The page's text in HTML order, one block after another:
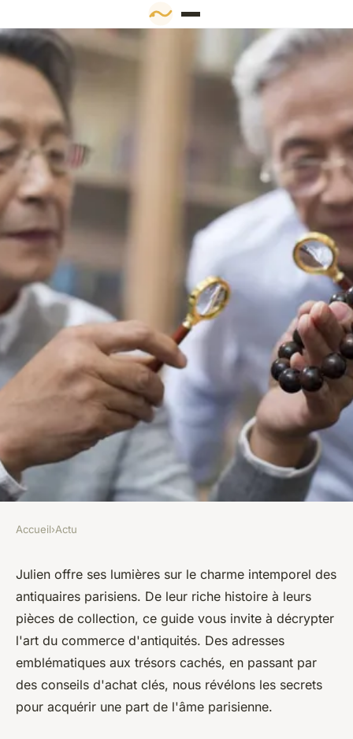
Guide complet sur les
antiquaires à Paris : histoire,
objets proposés, conseils
d'achat
Clara•8 mars 2024•3 min de lecture
Accueil›Actu
Julien offre ses lumières sur le charme intemporel des
antiquaires parisiens. De leur riche histoire à leurs
pièces de collection, ce guide vous invite à décrypter
l'art du commerce d'antiquités. Des adresses
emblématiques aux trésors cachés, en passant par
des conseils d'achat clés, nous révélons les secrets
pour acquérir une part de l'âme parisienne.